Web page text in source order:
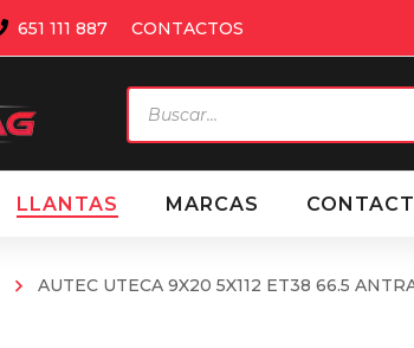
651 111 887 CONTACTOS
de
productos
LLANTAS MARCAS
AUTEC UTECA 9X20 5X112 ET38 66.5